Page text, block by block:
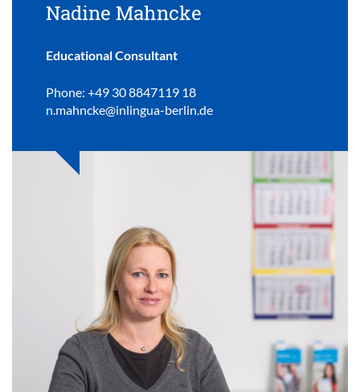
Nadine Mahncke
Educational Consultant
Phone: +49 30 8847119 18
n.mahncke@inlingua-berlin.de